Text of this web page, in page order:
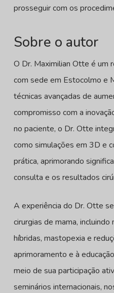
prosseguir com os
Sobre o autor
O Dr. Maximilian Otte é um
com sede em Estocolmo e
técnicas avançadas de
compromisso com a
no paciente, o Dr. Otte
como simulações em 3D e
prática, aprimorando
consulta e os resultados
A experiência do Dr. Otte
cirurgias de mama,
híbridas, mastopexia e
aprimoramento e à
meio de sua participação
seminários internacionais,